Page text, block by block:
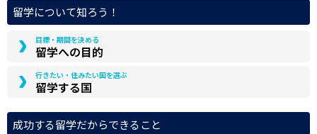
留学について知ろう！
目標・期間を決める
留学への目的
行きたい・住みたい国を選ぶ
留学する国
成功する留学だからできること